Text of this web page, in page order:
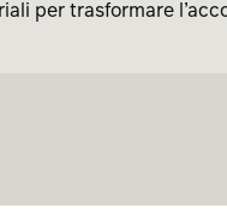
per trasformare